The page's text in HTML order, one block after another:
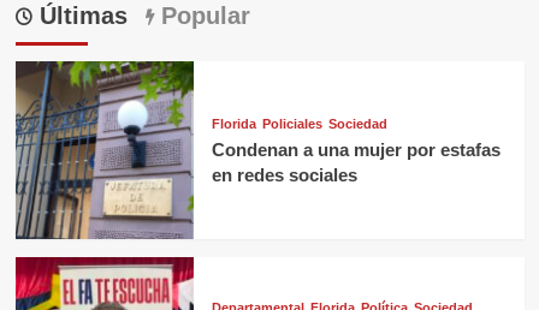
Últimas Popular
Florida Policiales Sociedad
Condenan a una mujer por estafas
en redes sociales